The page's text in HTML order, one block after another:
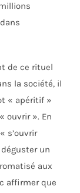
de ce rituel
la société, il
« apéritif »
ouvrir ». En
s’ouvrir
un
aux
affirmer que